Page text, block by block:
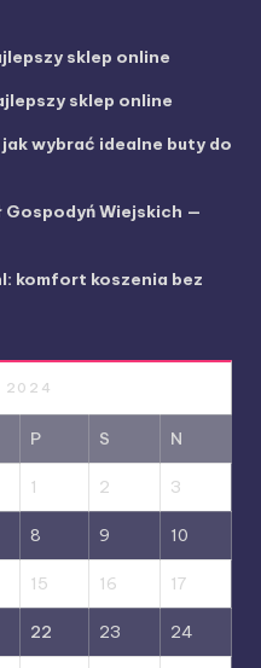
sklep online
sklep online
wybrać idealne buty do
Gospodyń Wiejskich —
komfort koszenia bez
2024
P S N
1 2 3
8 9 10
15 16 17
22 23 24